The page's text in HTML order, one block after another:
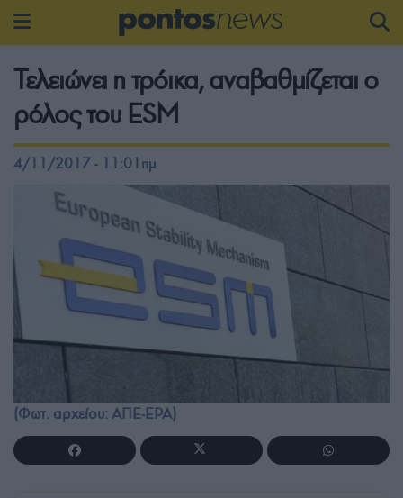
Τελειώνει η τρόικα, αναβαθμίζεται ο
ρόλος του ESM
4/11/2017 - 11:01πμ
(Φωτ. αρχείου: ΑΠΕ-ΕΡΑ)